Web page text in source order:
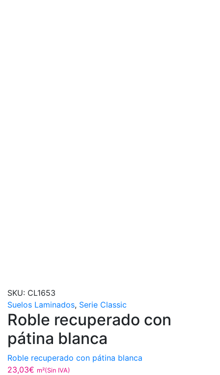
SKU: CL1653
Suelos Laminados, Serie Classic
Roble recuperado con
pátina blanca
Roble recuperado con pátina blanca
23,03€ m²(Sin IVA)